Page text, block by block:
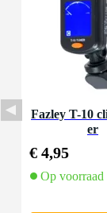
Fazley T-10
er
€ 4,95
Op voorraad